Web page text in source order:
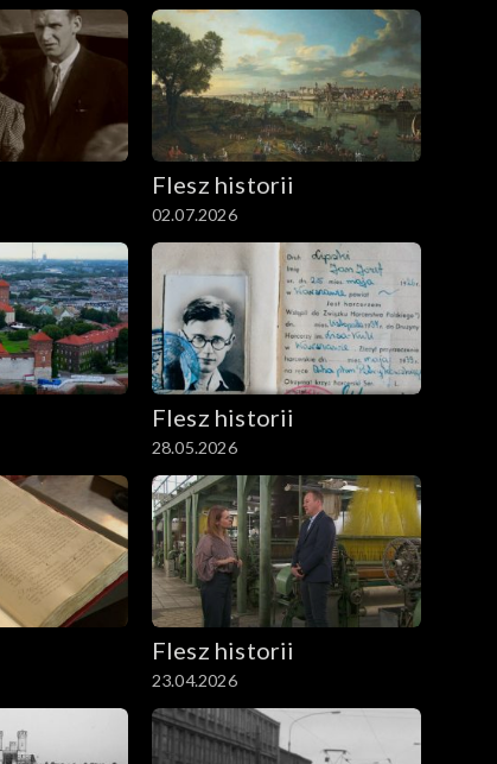
Flesz historii
02.07.2026
Flesz historii
28.05.2026
Flesz historii
23.04.2026